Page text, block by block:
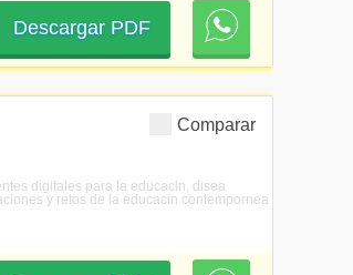
Descargar PDF
Comparar
digitales para la educacin, disea
y retos de la educacin contempornea